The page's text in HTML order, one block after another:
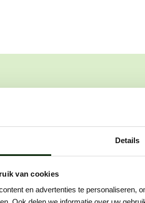
Details
van cookies
en advertenties te personaliseren,
worden. Dat werkt als volgt: